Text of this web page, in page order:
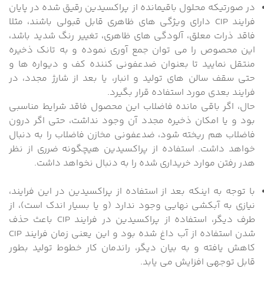
در صورتیکه محلول باقیمانده از پراکسیدین رقیق شده در پایان
فرایند CIP دارای ویژگی های ظاهری قابل قبولی باشند، مثلا
فاقد ذرات معلق، آلودگی های ظاهری، تغییر رنگ شدید باشد،
این محصوص را می توان جمع آوری نموده و به تانک ذخیره
منتقل نمایید تا بعنوان ضدعفونی کننده کف و دیواره ها و
حتی سقف سالن های تولید و انبار، یا بعد از شارژ مجدد، در
فرایند بعدی مورد استفاده قرار بگیرد.
حال، اگر باقی مانده فاضلاب این محصول فاقد شرایط مناسبی
بود و یا امکان ذخیره مجدد آن وجود نداشت، حتی اگر درون
فاضلاب هم ریخته شود، ضدعفونی مخازن فاضلاب را به دنبال
خواهد داشت. استفاده از پراکسیدین هیچگونه ضرری از نظر
هدر رفتن موارد خریداری شده را به دنبال نخواهد داشت.
با توجه به اینکه بعد از استفاده از پراکسیدین در این فرایند،
نیازی به آبکشی نهایی وجود ندارد (و یا بسیار اندک است)، از
طرف دیگر، استفاده از پراکسیدین در فرایند CIP باعث حذف
شدن استفاده از آب داغ شده بود و این یعنی زمان فرایند CIP
کاهش یافته و به بیان دیگر، راندمان کار خطوط تولید بطور
قابل توجهی افزایش می یابد.